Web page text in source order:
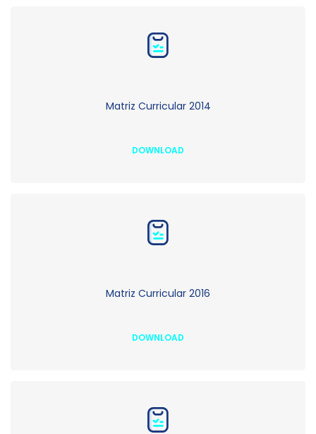
Matriz Curricular 2014
DOWNLOAD
Matriz Curricular 2016
DOWNLOAD